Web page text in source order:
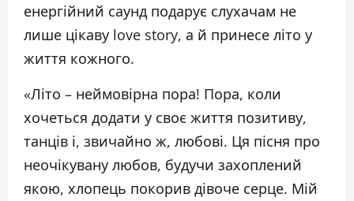
енергійний саунд подарує слухачам не
лише цікаву love story, а й принесе літо у
життя кожного.
«Літо – неймовірна пора! Пора, коли
хочеться додати у своє життя позитиву,
танців і, звичайно ж, любові. Ця пісня про
неочікувану любов, будучи захоплений
якою, хлопець покорив дівоче серце. Мій